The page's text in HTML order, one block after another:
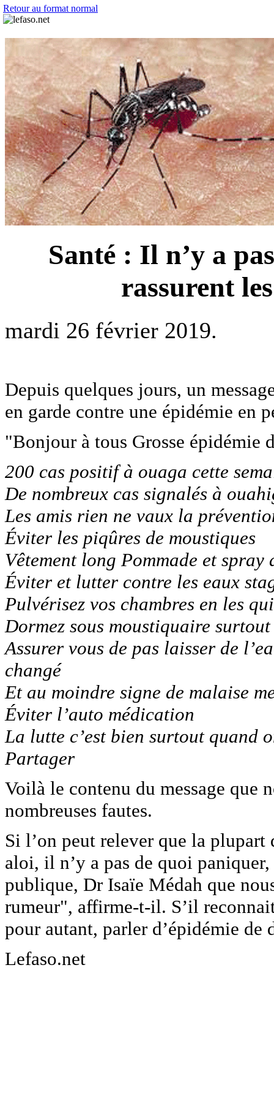
Retour au format normal
Santé : Il n’y a
rassurent
mardi 26 février 2019.
Depuis quelques jours, un
en garde contre une épidémie en
"Bonjour à tous Grosse épidémie
200 cas positif à ouaga cette
De nombreux cas signalés à
Les amis rien ne vaux la
Éviter les piqûres de moustiques
Vêtement long Pommade et
Éviter et lutter contre les eaux
Pulvérisez vos chambres en les
Dormez sous moustiquaire
Assurer vous de pas laisser de
changé
Et au moindre signe de malaise
Éviter l’auto médication
La lutte c’est bien surtout quand
Partager
Voilà le contenu du message que
nombreuses fautes.
Si l’on peut relever que la
aloi, il n’y a pas de quoi
publique, Dr Isaïe Médah que
rumeur", affirme-t-il. S’il
pour autant, parler d’épidémie de
Lefaso.net